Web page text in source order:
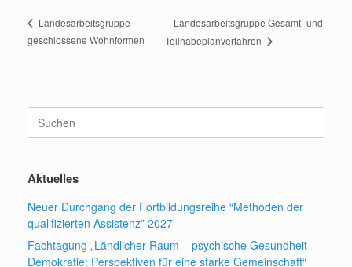
Landesarbeitsgruppe
geschlossene Wohnformen
Landesarbeitsgruppe Gesamt- und
Teilhabeplanverfahren
Suchen
nach:
Aktuelles
Neuer Durchgang der Fortbildungsreihe “Methoden der
qualifizierten Assistenz” 2027
Fachtagung „Ländlicher Raum – psychische Gesundheit –
Demokratie: Perspektiven für eine starke Gemeinschaft“